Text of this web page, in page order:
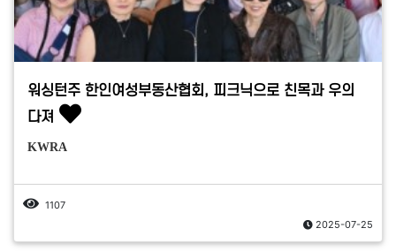
워싱턴주 한인여성부동산협회, 피크닉으로 친목과 우의
다져
KWRA
1107
2025-07-25